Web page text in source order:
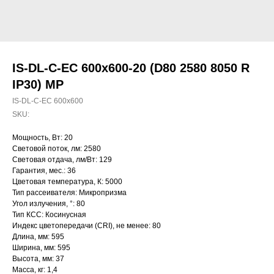
IS-DL-C-EC 600x600-20 (D80 2580 8050 R
IP30) MP
IS-DL-C-EC 600x600
SKU:
Мощность, Вт: 20
Световой поток, лм: 2580
Световая отдача, лм/Вт: 129
Гарантия, мес.: 36
Цветовая температура, К: 5000
Тип рассеивателя: Микропризма
Угол излучения, °: 80
Тип КСС: Косинусная
Индекс цветопередачи (CRI), не менее: 80
Длина, мм: 595
Ширина, мм: 595
Высота, мм: 37
Масса, кг: 1,4